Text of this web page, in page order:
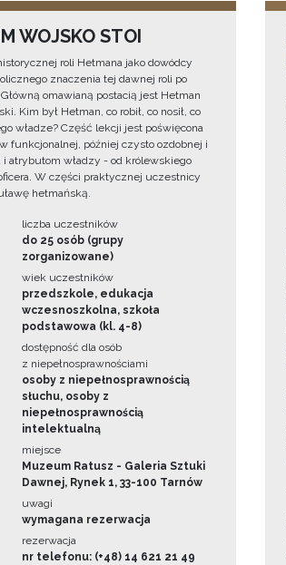
WOJSKO STOI
roli Hetmana jako dowódcy
znaczenia tej dawnej roli po
omawianą postacią jest Hetman
Kim był Hetman, co robił, co nosił, co
władze? Część lekcji jest poświęcona
funkcjonalnej, później czysto ozdobnej i
atrybutom władzy - od królewskiego
W części praktycznej uczestnicy
hetmańską.
liczba uczestników
do 25 osób (grupy
zorganizowane)
wiek uczestników
przedszkole, edukacja
wczesnoszkolna, szkoła
podstawowa (kl. 4-8)
dostępność dla osób
z niepełnosprawnościami
osoby z niepełnosprawnością
słuchu, osoby z
niepełnosprawnością
intelektualną
miejsce
Muzeum Ratusz - Galeria Sztuki
Dawnej, Rynek 1, 33-100 Tarnów
uwagi
wymagana rezerwacja
rezerwacja
nr telefonu: (+48) 14 621 21 49